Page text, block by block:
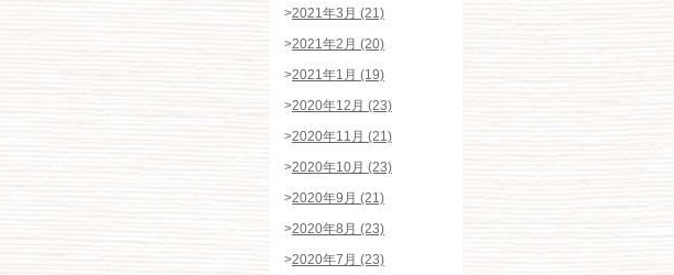
>2021年3月 (21)
>2021年2月 (20)
>2021年1月 (19)
>2020年12月 (23)
>2020年11月 (21)
>2020年10月 (23)
>2020年9月 (21)
>2020年8月 (23)
>2020年7月 (23)